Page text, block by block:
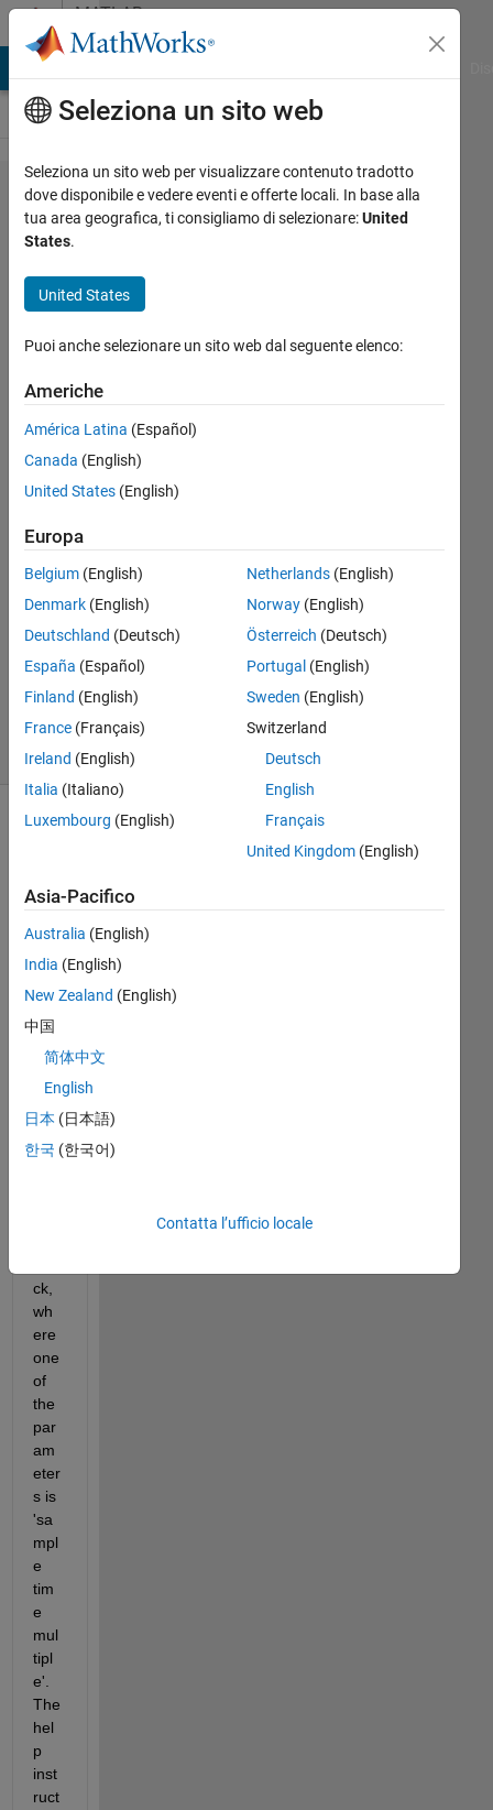
Vai al contenutoMATLAB
Answers
Simulink
Rate
block
time
multiple"
parameter
Kenny
2016
Risposta
Aggiornato
14 Lug
2017
7
Visualizzazioni
(30 giorni)
In
ulin
k,
ther
a
Rat
ck,
wh
ere
one
of
the
par
am
eter
s is
'sa
mpl
e
tim
e
mul
tipl
e'.
The
hel
p
inst
ruct
Seleziona un sito web
Seleziona un sito web per visualizzare contenuto tradotto
dove disponibile e vedere eventi e offerte locali. In base alla
tua area geografica, ti consigliamo di selezionare:United
States.
United States
Puoi anche selezionare un sito web dal seguente elenco:
Americhe
América Latina (Español)
Canada (English)
United States (English)
Europa
Belgium (English)
Denmark (English)
Deutschland (Deutsch)
España (Español)
Finland (English)
France (Français)
Ireland (English)
Italia (Italiano)
Luxembourg (English)
Netherlands(English)
Norway(English)
Österreich (Deutsch)
Portugal (English)
Sweden (English)
Switzerland
Deutsch
English
Français
United Kingdom(English)
Asia-Pacifico
Australia (English)
India (English)
New Zealand (English)
中国
简体中文
English
日本 (日本語)
한국 (한국어)
Contatta l’ufficio locale